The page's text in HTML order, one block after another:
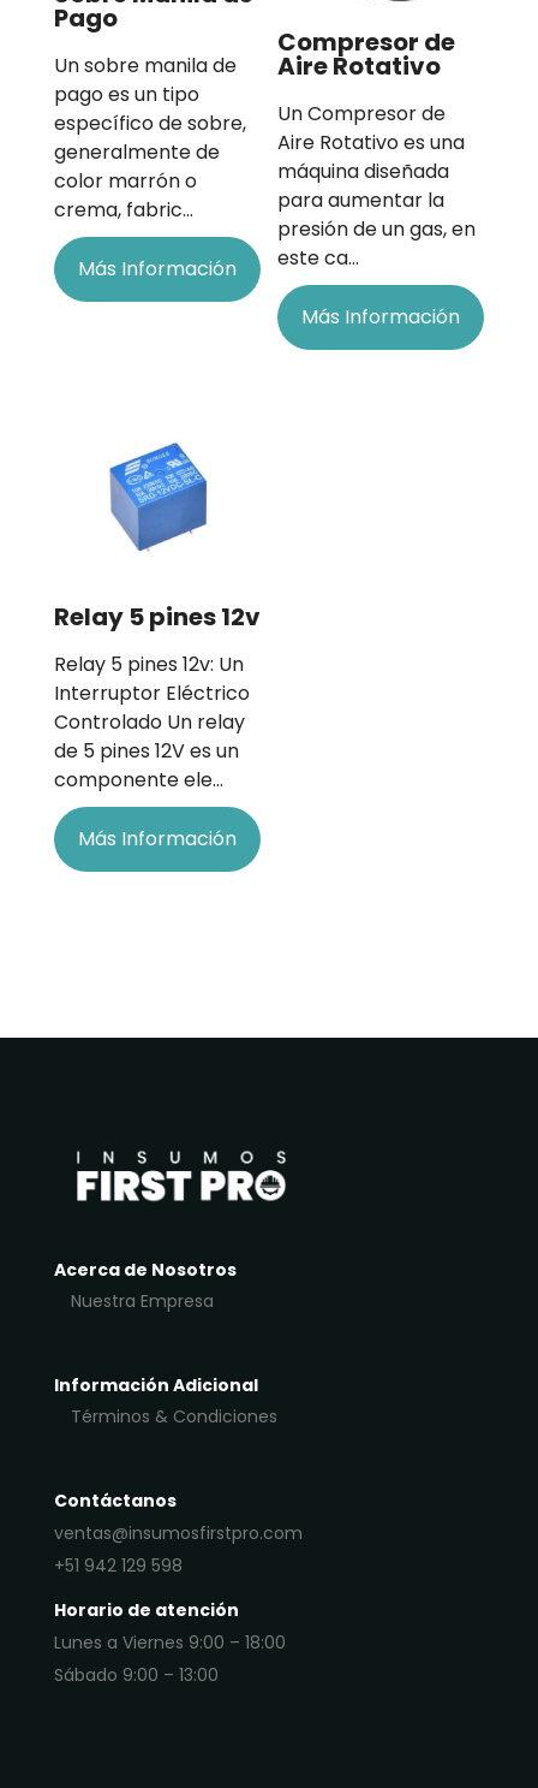
Pago
Un sobre manila de
pago es un tipo
específico de sobre,
generalmente de
color marrón o
crema, fabric…
Más Información
Compresor de
Aire Rotativo
Un Compresor de
Aire Rotativo es una
máquina diseñada
para aumentar la
presión de un gas, en
este ca…
Más Información
Relay 5 pines 12v
Relay 5 pines 12v: Un
Interruptor Eléctrico
Controlado Un relay
de 5 pines 12V es un
componente ele…
Más Información
Acerca de Nosotros
Nuestra Empresa
Información Adicional
Términos & Condiciones
Contáctanos
ventas@insumosfirstpro.com
+51 942 129 598
Horario de atención
Lunes a Viernes 9:00 – 18:00
Sábado 9:00 – 13:00